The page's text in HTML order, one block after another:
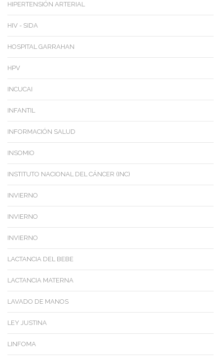
HIPERTENSIÓN ARTERIAL
HIV - SIDA
HOSPITAL GARRAHAN
HPV
INCUCAI
INFANTIL
INFORMACIÓN SALUD
INSOMIO
INSTITUTO NACIONAL DEL CÁNCER (INC)
INVIERNO
INVIERNO
INVIERNO
LACTANCIA DEL BEBE
LACTANCIA MATERNA
LAVADO DE MANOS
LEY JUSTINA
LINFOMA